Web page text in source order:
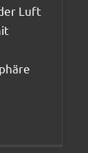
Luft